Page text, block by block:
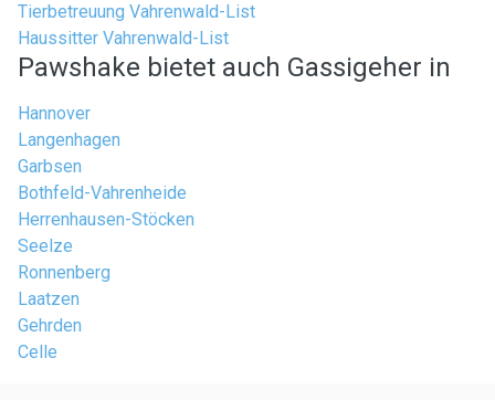
Tierbetreuung Vahrenwald-List
Haussitter Vahrenwald-List
Pawshake bietet auch Gassigeher in
Hannover
Langenhagen
Garbsen
Bothfeld-Vahrenheide
Herrenhausen-Stöcken
Seelze
Ronnenberg
Laatzen
Gehrden
Celle